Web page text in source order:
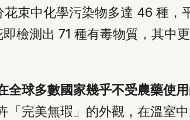
束中化學污染物多達 46 種，
檢測出 71 種有毒物質，其中
全球多數國家幾乎不受農藥使用
完美無瑕」的外觀，在溫室